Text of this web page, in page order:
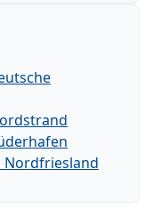
Nordfriesland